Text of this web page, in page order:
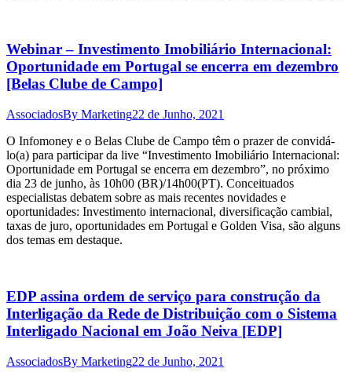
Webinar – Investimento Imobiliário Internacional:
Oportunidade em Portugal se encerra em dezembro
[Belas Clube de Campo]
AssociadosBy Marketing22 de Junho, 2021
O Infomoney e o Belas Clube de Campo têm o prazer de convidá-
lo(a) para participar da live “Investimento Imobiliário Internacional:
Oportunidade em Portugal se encerra em dezembro”, no próximo
dia 23 de junho, às 10h00 (BR)/14h00(PT). Conceituados
especialistas debatem sobre as mais recentes novidades e
oportunidades: Investimento internacional, diversificação cambial,
taxas de juro, oportunidades em Portugal e Golden Visa, são alguns
dos temas em destaque.
EDP assina ordem de serviço para construção da
Interligação da Rede de Distribuição com o Sistema
Interligado Nacional em João Neiva [EDP]
AssociadosBy Marketing22 de Junho, 2021